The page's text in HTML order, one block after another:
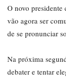
O novo
vão agora ser
de se pronunciar
Na próxima
debater e tentar